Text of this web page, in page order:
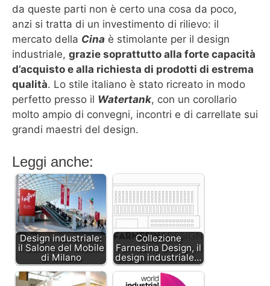
da queste parti non è certo una cosa da poco,
anzi si tratta di un investimento di rilievo: il
mercato della Cina è stimolante per il design
industriale, grazie soprattutto alla forte capacità
d’acquisto e alla richiesta di prodotti di estrema
qualità. Lo stile italiano è stato ricreato in modo
perfetto presso il Watertank, con un corollario
molto ampio di convegni, incontri e di carrellate sui
grandi maestri del design.
Leggi anche:
Design industriale:
il Salone del Mobile
di Milano
Collezione
Farnesina Design, il
design industriale…